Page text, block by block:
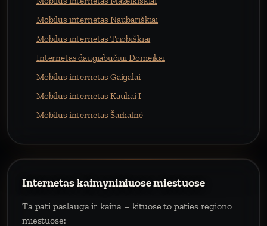
Mobilus internetas Naubariškiai
Mobilus internetas Triobiškiai
Internetas daugiabučiui Domeikai
Mobilus internetas Gaigalai
Mobilus internetas Kaukai I
Mobilus internetas Šarkalnė
Internetas kaimyniniuose miestuose
Ta pati paslauga ir kaina – kituose to paties regiono
miestuose: